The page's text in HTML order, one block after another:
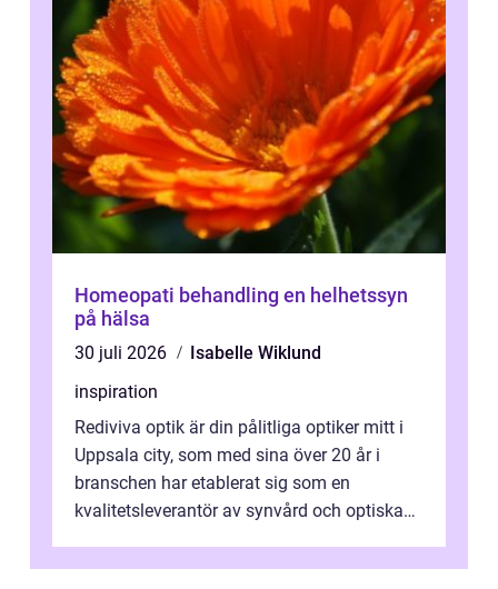
Homeopati behandling en helhetssyn
på hälsa
30 juli 2026
Isabelle Wiklund
inspiration
Rediviva optik är din pålitliga optiker mitt i
Uppsala city, som med sina över 20 år i
branschen har etablerat sig som en
kvalitetsleverantör av synvård och optiska